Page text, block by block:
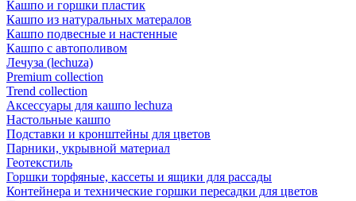
Кашпо и горшки пластик
Кашпо из натуральных матералов
Кашпо подвесные и настенные
Кашпо с автополивом
Лечуза (lechuza)
Premium collection
Trend collection
Аксессуары для кашпо lechuza
Настольные кашпо
Подставки и кронштейны для цветов
Парники, укрывной материал
Геотекстиль
Горшки торфяные, кассеты и ящики для рассады
Контейнера и технические горшки пересадки для цветов